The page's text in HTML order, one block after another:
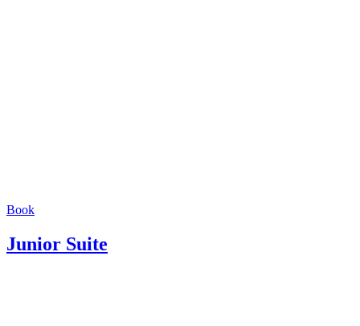
Book
Junior Suite